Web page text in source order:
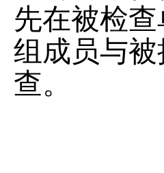
先在被检
组成员与
查。